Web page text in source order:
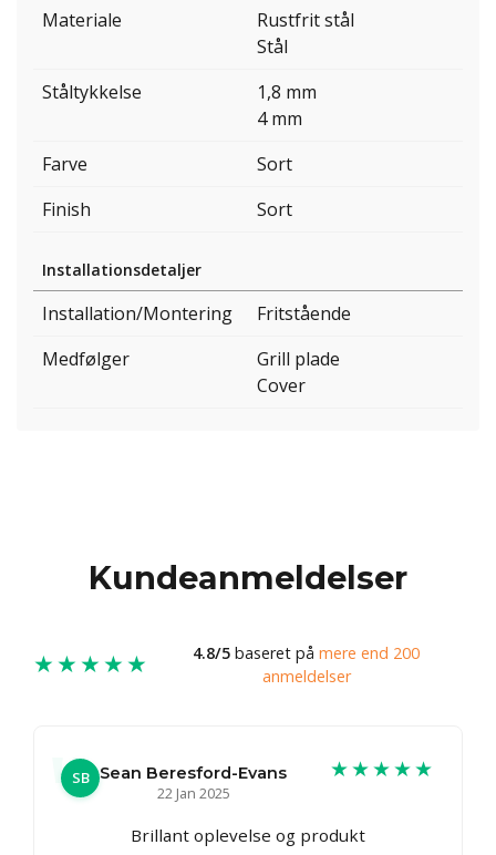
Materiale
Rustfrit stål
Stål
Ståltykkelse
1,8 mm
4 mm
Farve
Sort
Finish
Sort
Installationsdetaljer
Installation/Montering
Fritstående
Medfølger
Grill plade
Cover
Kundeanmeldelser
★★★★★ 4.8/5 baseret på mere end 200
anmeldelser
SB Sean Beresford-Evans
22 Jan 2025
★★★★★
Brillant oplevelse og produkt